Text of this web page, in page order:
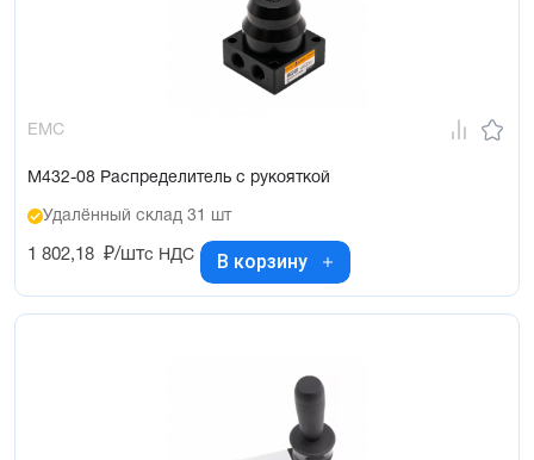
EMC
M432-08 Распределитель с рукояткой
Удалённый склад 31 шт
1 802,18 ₽/штс НДС В корзину